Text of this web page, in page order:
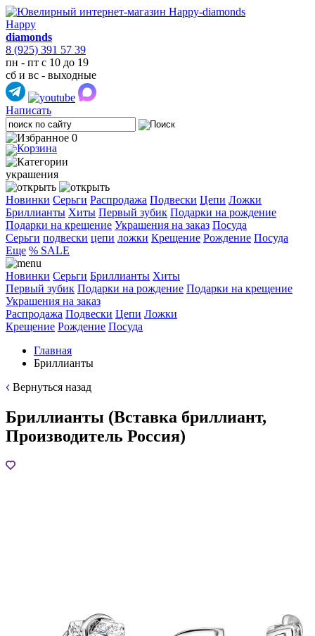
Happy
diamonds
8 (925) 391 57 39
пн - пт с 10 до 19
сб и вс - выходные
Написать
0
украшения
Новинки Серьги Распродажа Подвески Цепи Ложки
Бриллианты Хиты Первый зубик Подарки на рождение
Подарки на крещение Украшения на заказ Посуда
Cерьги подвески цепи ложки Крещение Рождение Посуда
Еще % SALE
Новинки Серьги Бриллианты Хиты
Первый зубик Подарки на рождение Подарки на крещение
Украшения на заказ
Распродажа Подвески Цепи Ложки
Крещение Рождение Посуда
Главная
Бриллианты
Вернуться назад
Бриллианты (Вставка бриллиант,
Производитель Россия)